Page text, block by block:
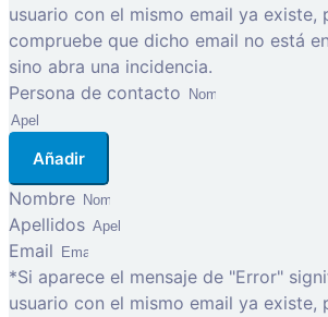
usuario con el mismo email ya existe,
compruebe que dicho email no está
sino abra una incidencia.
Persona de contacto
Añadir
Nombre
Apellidos
Email
*Si aparece el mensaje de "Error"
usuario con el mismo email ya existe,